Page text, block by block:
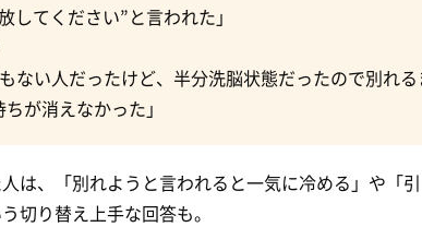
してください”と言われた」
ない人だったけど、半分洗脳状態だったので別れ
が消えなかった」
は、「別れようと言われると一気に冷める」や「引
切り替え上手な回答も。